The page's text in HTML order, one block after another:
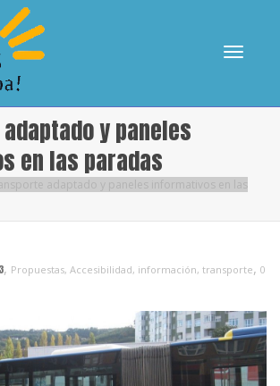
y paneles
en las paradas
adaptado y paneles informativos en las
, Propuestas, Accesibilidad, información, transporte, 0